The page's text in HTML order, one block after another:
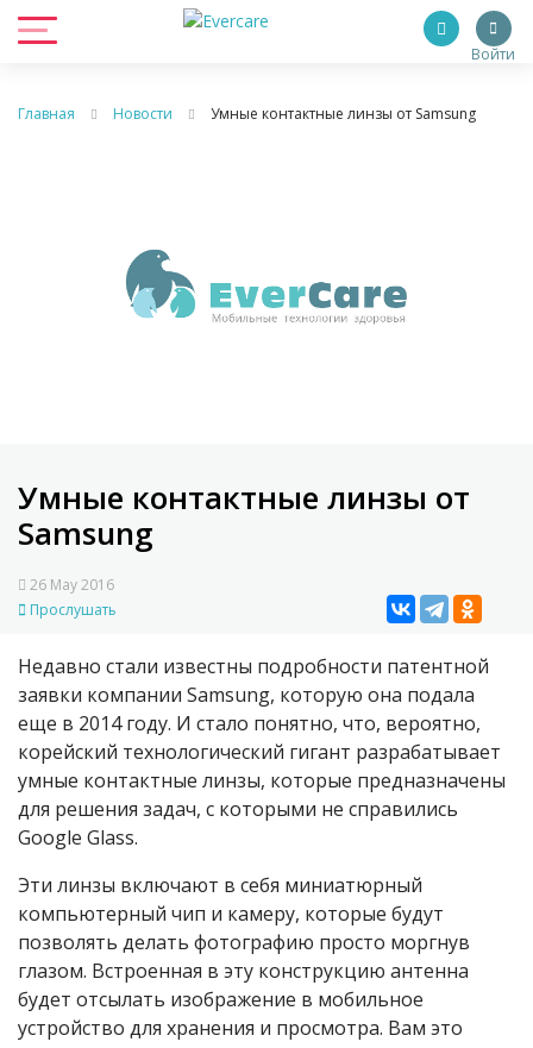
Войти
Главная Новости Умные контактные линзы от Samsung
Умные контактные линзы от
Samsung
26 May 2016
Прослушать
Недавно стали известны подробности патентной
заявки компании Samsung, которую она подала
еще в 2014 году. И стало понятно, что, вероятно,
корейский технологический гигант разрабатывает
умные контактные линзы, которые предназначены
для решения задач, с которыми не справились
Google Glass.
Эти линзы включают в себя миниатюрный
компьютерный чип и камеру, которые будут
позволять делать фотографию просто моргнув
глазом. Встроенная в эту конструкцию антенна
будет отсылать изображение в мобильное
устройство для хранения и просмотра. Вам это